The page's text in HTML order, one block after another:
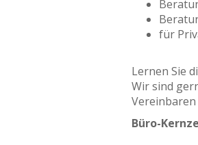
für
Lernen Sie
Wir sind
Büro-